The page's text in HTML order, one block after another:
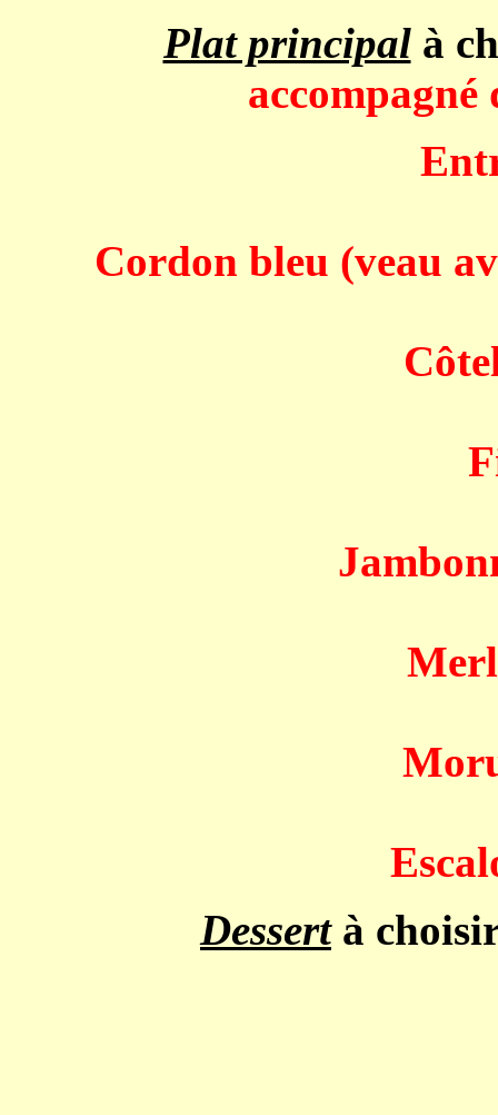
Plat principal à
accompagné
Cordon bleu (veau
Dessert à